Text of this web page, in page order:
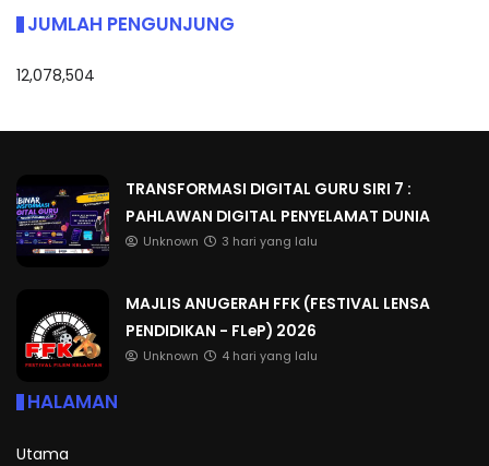
JUMLAH PENGUNJUNG
12,078,504
TRANSFORMASI DIGITAL GURU SIRI 7 :
PAHLAWAN DIGITAL PENYELAMAT DUNIA
Unknown 3 hari yang lalu
MAJLIS ANUGERAH FFK (FESTIVAL LENSA
PENDIDIKAN - FLeP) 2026
Unknown 4 hari yang lalu
HALAMAN
Utama